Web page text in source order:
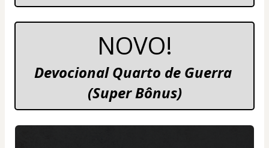
NOVO!
Devocional Quarto de Guerra
(Super Bônus)